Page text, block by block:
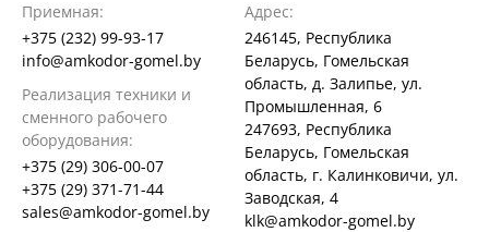
Приемная:
+375 (232) 99-93-17
info@amkodor-gomel.by
Реализация техники и
сменного рабочего
оборудования:
+375 (29) 306-00-07
+375 (29) 371-71-44
sales@amkodor-gomel.by
Адрес:
246145, Республика
Беларусь, Гомельская
область, д. Залипье, ул.
Промышленная, 6
247693, Республика
Беларусь, Гомельская
область, г. Калинковичи, ул.
Заводская, 4
klk@amkodor-gomel.by